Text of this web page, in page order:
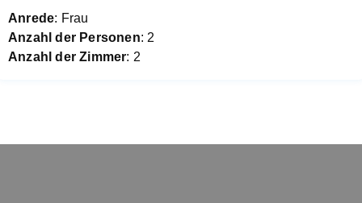
Anrede: Frau
Anzahl der Personen: 2
Anzahl der Zimmer: 2